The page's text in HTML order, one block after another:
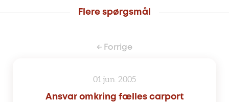
Flere spørgsmål
← Forrige
01 jun. 2005
Ansvar omkring fælles carport